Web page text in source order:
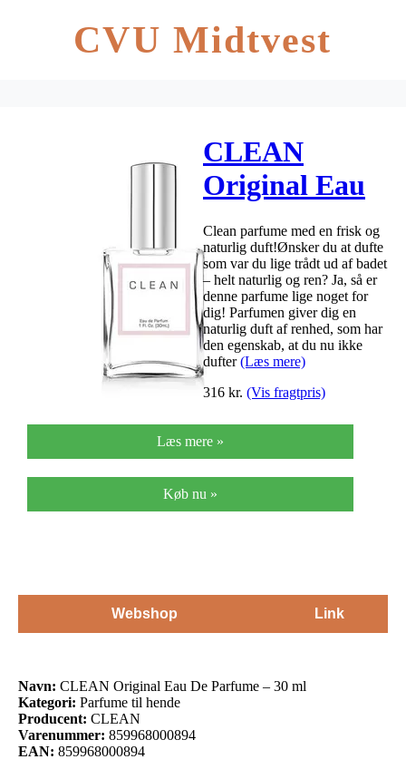
CVU Midtvest
CLEAN
Original Eau
De Parfume –
30 ml
Clean parfume med en frisk og
naturlig duft!Ønsker du at dufte
som var du lige trådt ud af badet
– helt naturlig og ren? Ja, så er
denne parfume lige noget for
dig! Parfumen giver dig en
naturlig duft af renhed, som har
den egenskab, at du nu ikke
dufter(Læs mere)
316 kr. (Vis fragtpris)
Læs mere »
Køb nu »
Webshop Link
Navn: CLEAN Original Eau De Parfume – 30 ml
Kategori: Parfume til hende
Producent: CLEAN
Varenummer: 859968000894
EAN: 859968000894